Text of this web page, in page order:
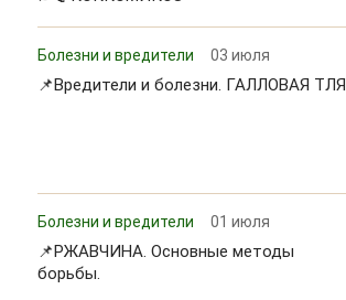
Болезни и вредители 03 июля
📌Вредители и болезни. ГАЛЛОВАЯ ТЛЯ
Болезни и вредители 01 июля
📌РЖАВЧИНА. Основные методы
борьбы.